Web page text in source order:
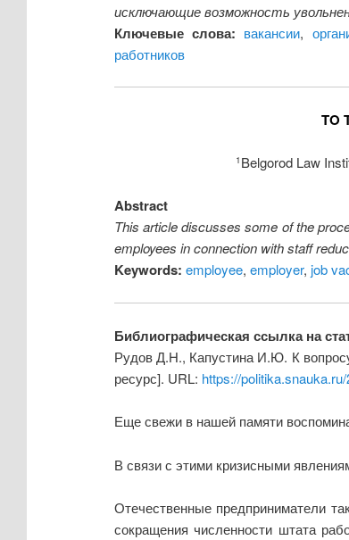
исключающие возможность
Ключевые слова: вакансии,
работников
TO
1 Belgorod Law
Abstract
This article discusses some of the
employees in connection with staff
Keywords: employee, employer, job
Библиографическая ссылка на
Рудов Д.Н., Капустина И.Ю. К
ресурс]. URL: https://
Еще свежи в нашей памяти
В связи с этими кризисными
Отечественные предприниматели
сокращения численности штата